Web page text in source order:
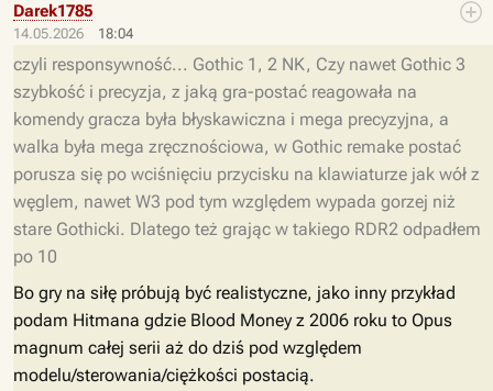
14.05.2026 18:04
Darek1785
czyli responsywność... Gothic 1, 2 NK, Czy nawet Gothic 3
szybkość i precyzja, z jaką gra-postać reagowała na
komendy gracza była błyskawiczna i mega precyzyjna, a
walka była mega zręcznościowa, w Gothic remake postać
porusza się po wciśnięciu przycisku na klawiaturze jak wół z
węglem, nawet W3 pod tym względem wypada gorzej niż
stare Gothicki. Dlatego też grając w takiego RDR2 odpadłem
po 10
Bo gry na siłę próbują być realistyczne, jako inny przykład
podam Hitmana gdzie Blood Money z 2006 roku to Opus
magnum całej serii aż do dziś pod względem
modelu/sterowania/ciężkości postacią.